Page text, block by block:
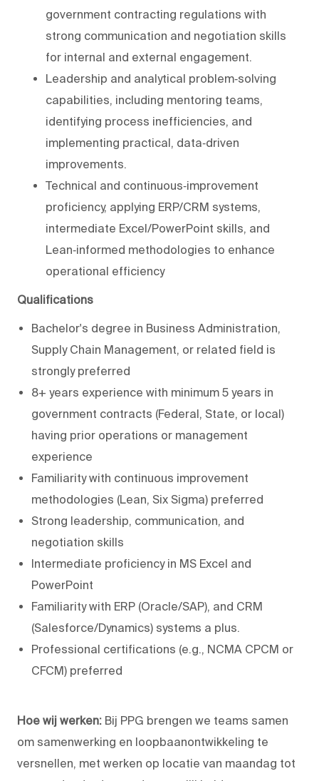
government contracting regulations with
strong communication and negotiation skills
for internal and external engagement.
Leadership and analytical problem‑solving
capabilities, including mentoring teams,
identifying process inefficiencies, and
implementing practical, data‑driven
improvements.
Technical and continuous‑improvement
proficiency, applying ERP/CRM systems,
intermediate Excel/PowerPoint skills, and
Lean‑informed methodologies to enhance
operational efficiency
Qualifications
Bachelor's degree in Business Administration,
Supply Chain Management, or related field is
strongly preferred
8+ years experience with minimum 5 years in
government contracts (Federal, State, or local)
having prior operations or management
experience
Familiarity with continuous improvement
methodologies (Lean, Six Sigma) preferred
Strong leadership, communication, and
negotiation skills
Intermediate proficiency in MS Excel and
PowerPoint
Familiarity with ERP (Oracle/SAP), and CRM
(Salesforce/Dynamics) systems a plus.
Professional certifications (e.g., NCMA CPCM or
CFCM) preferred
Hoe wij werken: Bij PPG brengen we teams samen
om samenwerking en loopbaanontwikkeling te
versnellen, met werken op locatie van maandag tot